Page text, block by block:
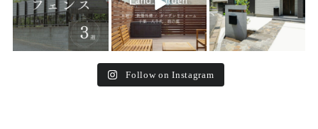
Follow on Instagram